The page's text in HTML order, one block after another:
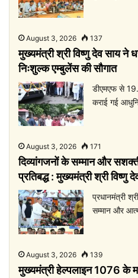
August 3, 2026 137
मुख्यमंत्री श्री विष्णु देव साय ने
निःशुल्क एम्बुलेंस की सौगात
डीएमएफ से
कराई गई
August 3, 2026 171
दिव्यांगजनों के सम्मान और
प्रतिबद्ध : मुख्यमंत्री श्री विष्णु
प्रधानमंत्री
सम्मान और
August 3, 2026 139
मुख्यमंत्री हेल्पलाइन 1076 के